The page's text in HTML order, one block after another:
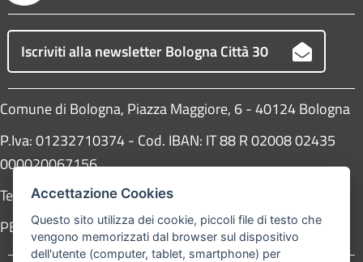
Iscriviti alla newsletter Bologna Città 30
Comune di Bologna, Piazza Maggiore, 6 - 40124 Bologna
P.Iva: 01232710374 - Cod. IBAN: IT 88 R 02008 02435
000020067156
Telefono:051203040
PEC: protocollogenerale@pec.comune.bologna.it
Accettazione Cookies
Questo sito utilizza dei cookie, piccoli file di testo che
vengono memorizzati dal browser sul dispositivo
dell'utente (computer, tablet, smartphone) per